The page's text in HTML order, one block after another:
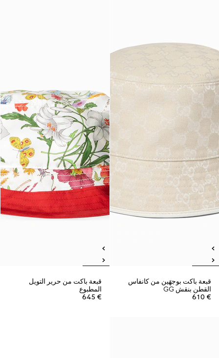
قبعة باكت بوجهَين من كانفاس
القطن بنقش GG
€ 610
قبعة باكت من حرير التويل
المطبوع
€ 645